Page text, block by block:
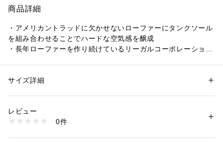
商品詳細
・アメリカントラッドに欠かせないローファーにタンクソール
を組み合わせることでハードな空気感を醸成
・長年ローファーを作り続けているリーガルコーポレーション
カシン 包み込まれるような履き心地
・ソールはヴィブラム（Vibram）の＃132、ボリュームがあり
グリップ力も高いが屈曲性も良く足に馴染みやすい
性別：メンズ
素材：（表地）牛革
洗濯：-
※詳しい洗濯方法については、商品の品質表示タグをご覧ください
7835990206 （ショップ）
サイズ詳細
レビュー
0件